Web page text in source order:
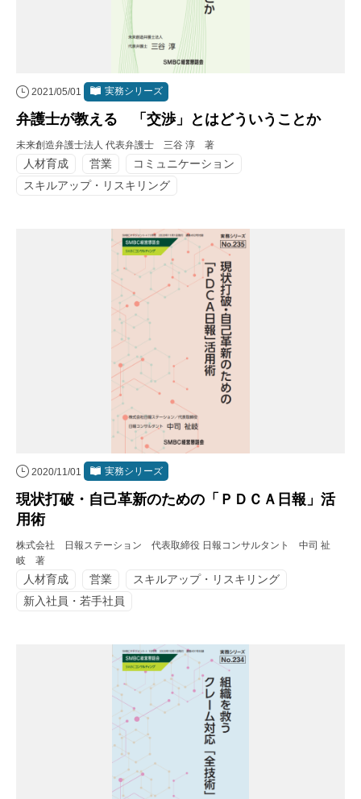
2021/05/01 実務シリーズ
弁護士が教える 「交渉」とはどういうことか
未来創造弁護士法人 代表弁護士 三谷 淳 著
人材育成 営業
コミュニケーション
スキルアップ・リスキリング
2020/11/01 実務シリーズ
現状打破・自己革新のための「ＰＤＣＡ日報」活
用術
株式会社 日報ステーション 代表取締役 日報コンサルタント 中司 祉
岐 著
人材育成 営業
スキルアップ・リスキリング
新入社員・若手社員